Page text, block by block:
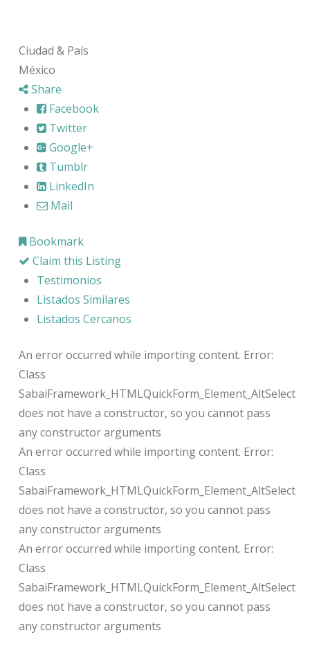
Ciudad & País
México
Share
Facebook
Twitter
Google+
Tumblr
LinkedIn
Mail
Bookmark
Claim this Listing
Testimonios
Listados Similares
Listados Cercanos
An error occurred while importing content. Error:
Class
SabaiFramework_HTMLQuickForm_Element_AltSelect
does not have a constructor, so you cannot pass
any constructor arguments
An error occurred while importing content. Error:
Class
SabaiFramework_HTMLQuickForm_Element_AltSelect
does not have a constructor, so you cannot pass
any constructor arguments
An error occurred while importing content. Error:
Class
SabaiFramework_HTMLQuickForm_Element_AltSelect
does not have a constructor, so you cannot pass
any constructor arguments